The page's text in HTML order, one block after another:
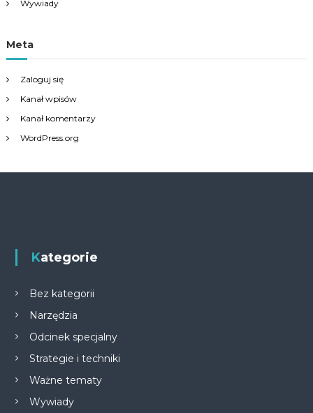
Wywiady
Meta
Zaloguj się
Kanał wpisów
Kanał komentarzy
WordPress.org
Kategorie
Bez kategorii
Narzędzia
Odcinek specjalny
Strategie i techniki
Ważne tematy
Wywiady